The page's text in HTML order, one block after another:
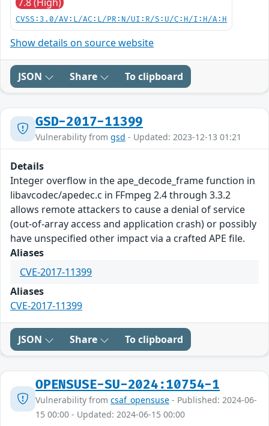
CVSS:3.0/AV:L/AC:L/PR:N/UI:R/S:U/C:H/I:H/A:H
Show details on source website
JSON Share To clipboard
GSD-2017-11399
Vulnerability from gsd - Updated: 2023-12-13 01:21
Details
Integer overflow in the ape_decode_frame function in
libavcodec/apedec.c in FFmpeg 2.4 through 3.3.2
allows remote attackers to cause a denial of service
(out-of-array access and application crash) or possibly
have unspecified other impact via a crafted APE file.
Aliases
CVE-2017-11399
Aliases
CVE-2017-11399
JSON Share To clipboard
OPENSUSE-SU-2024:10754-1
Vulnerability from csaf_opensuse - Published: 2024-06-
15 00:00 - Updated: 2024-06-15 00:00